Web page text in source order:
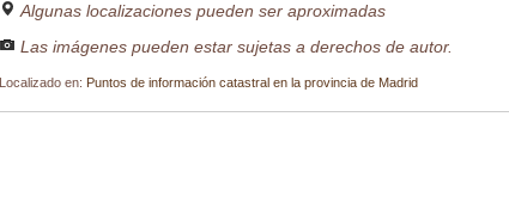
Algunas localizaciones pueden ser aproximadas
Las imágenes pueden estar sujetas a derechos de autor.
Localizado en: Puntos de información catastral en la provincia de Madrid